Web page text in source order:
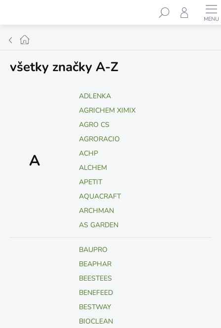
obsah
Hľadať
Domov
všetky značky A-Z
A
ADLENKA
AGRICHEM XIMIX
AGRO CS
AGRORACIO
ACHP
ALCHEM
APETIT
AQUACRAFT
ARCHMAN
AS GARDEN
BAUPRO
BEAPHAR
BEESTEES
BENEFEED
BESTWAY
BIOCLEAN